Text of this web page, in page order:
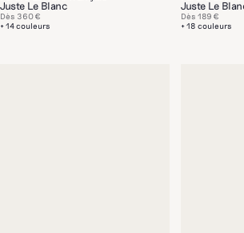
Juste Le Blanc
+ 14 couleurs
Dès 360 €
Juste Le
+ 18 couleurs
Dès 189 €